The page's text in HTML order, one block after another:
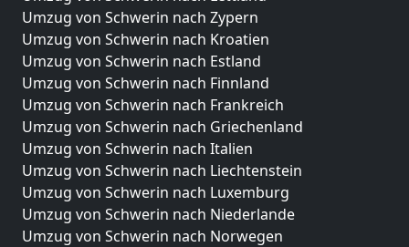
Umzug von Schwerin nach Zypern
Umzug von Schwerin nach Kroatien
Umzug von Schwerin nach Estland
Umzug von Schwerin nach Finnland
Umzug von Schwerin nach Frankreich
Umzug von Schwerin nach Griechenland
Umzug von Schwerin nach Italien
Umzug von Schwerin nach Liechtenstein
Umzug von Schwerin nach Luxemburg
Umzug von Schwerin nach Niederlande
Umzug von Schwerin nach Norwegen